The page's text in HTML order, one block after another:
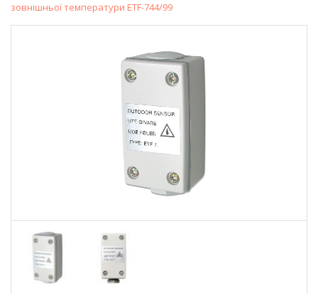
зовнішньої температури ETF-744/99